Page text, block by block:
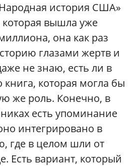
история США»
которая вышла уже
она как раз
глазами жертв и
не знаю, есть ли в
книга, которая могла бы
же роль. Конечно, в
есть упоминание
интегрировано в
где в целом шли от
Есть вариант, который